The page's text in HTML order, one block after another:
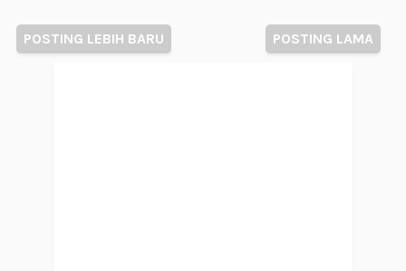
POSTING LEBIH BARU POSTING LAMA